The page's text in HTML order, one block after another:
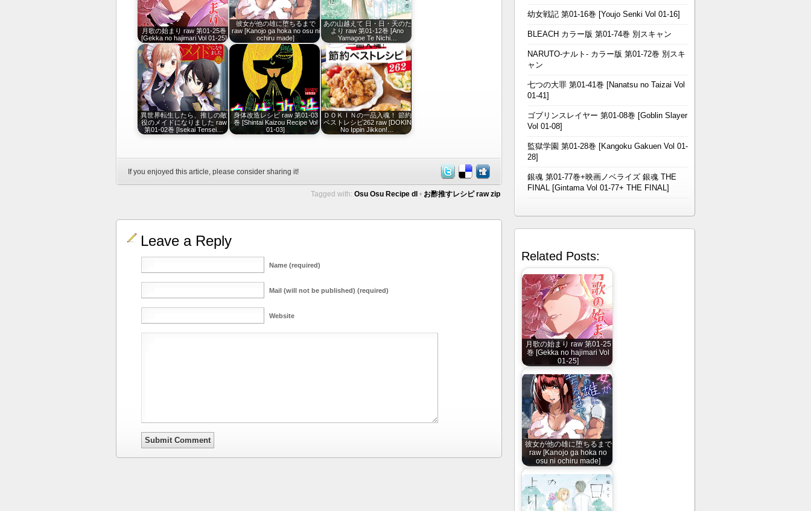
月歌の始まり raw 第01-25巻
[Gekka no hajimari Vol 01-25]
彼女が他の雄に堕ちるまで
raw [Kanojo ga hoka no osu ni
ochiru made]
あの山越えて 日・日・天のた
より raw 第01-12巻 [Ano
Yamagoe Te Nichi…
異世界転生したら、推しの敵
役のメイドになりました raw
第01-02巻 [Isekai Tensei…
身体改造レシピ raw 第01-03
巻 [Shintai Kaizou Recipe Vol
01-03]
ＤＯＫＩＮの一品入魂！ 節約
ベストレシピ262 raw [DOKIN
No Ippin Jikkon!…
If you enjoyed this article, please consider sharing it!
Tagged with: Osu Osu Recipe dl • お酢推すレシピ raw zip
Leave a Reply
Name (required)
Mail (will not be published) (required)
Website
幼女戦記 第01-16巻 [Youjo Senki Vol 01-16]
BLEACH カラー版 第01-74巻 別スキャン
NARUTO-ナルト- カラー版 第01-72巻 別スキ
ャン
七つの大罪 第01-41巻 [Nanatsu no Taizai Vol
01-41]
ゴブリンスレイヤー 第01-08巻 [Goblin Slayer
Vol 01-08]
監獄学園 第01-28巻 [Kangoku Gakuen Vol 01-
28]
銀魂 第01-77巻+映画ノベライズ 銀魂 THE
FINAL [Gintama Vol 01-77+ THE FINAL]
Related Posts:
月歌の始まり raw 第01-25
巻 [Gekka no hajimari Vol
01-25]
彼女が他の雄に堕ちるまで
raw [Kanojo ga hoka no
osu ni ochiru made]